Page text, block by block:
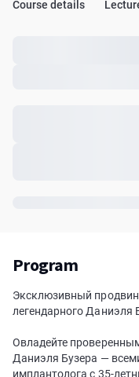
Course details
Program
Эксклюзивный
легендарного Даниэля
Овладейте
Даниэля Бузера —
имплантолога с 35-